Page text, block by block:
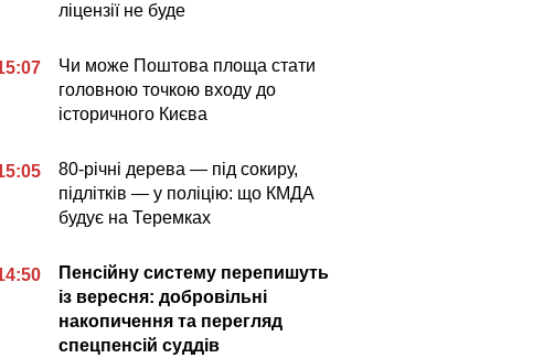
ліцензії не буде
Чи може Поштова площа стати
головною точкою входу до
історичного Києва
80-річні дерева — під сокиру,
підлітків — у поліцію: що КМДА
будує на Теремках
Пенсійну систему перепишуть
із вересня: добровільні
накопичення та перегляд
спецпенсій суддів